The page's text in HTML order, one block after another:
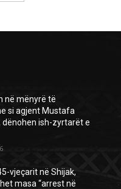
në mënyrë të
si agjent Mustafa
dënohen ish-zyrtarët e
vjeçarit në Shijak,
masa “arrest në